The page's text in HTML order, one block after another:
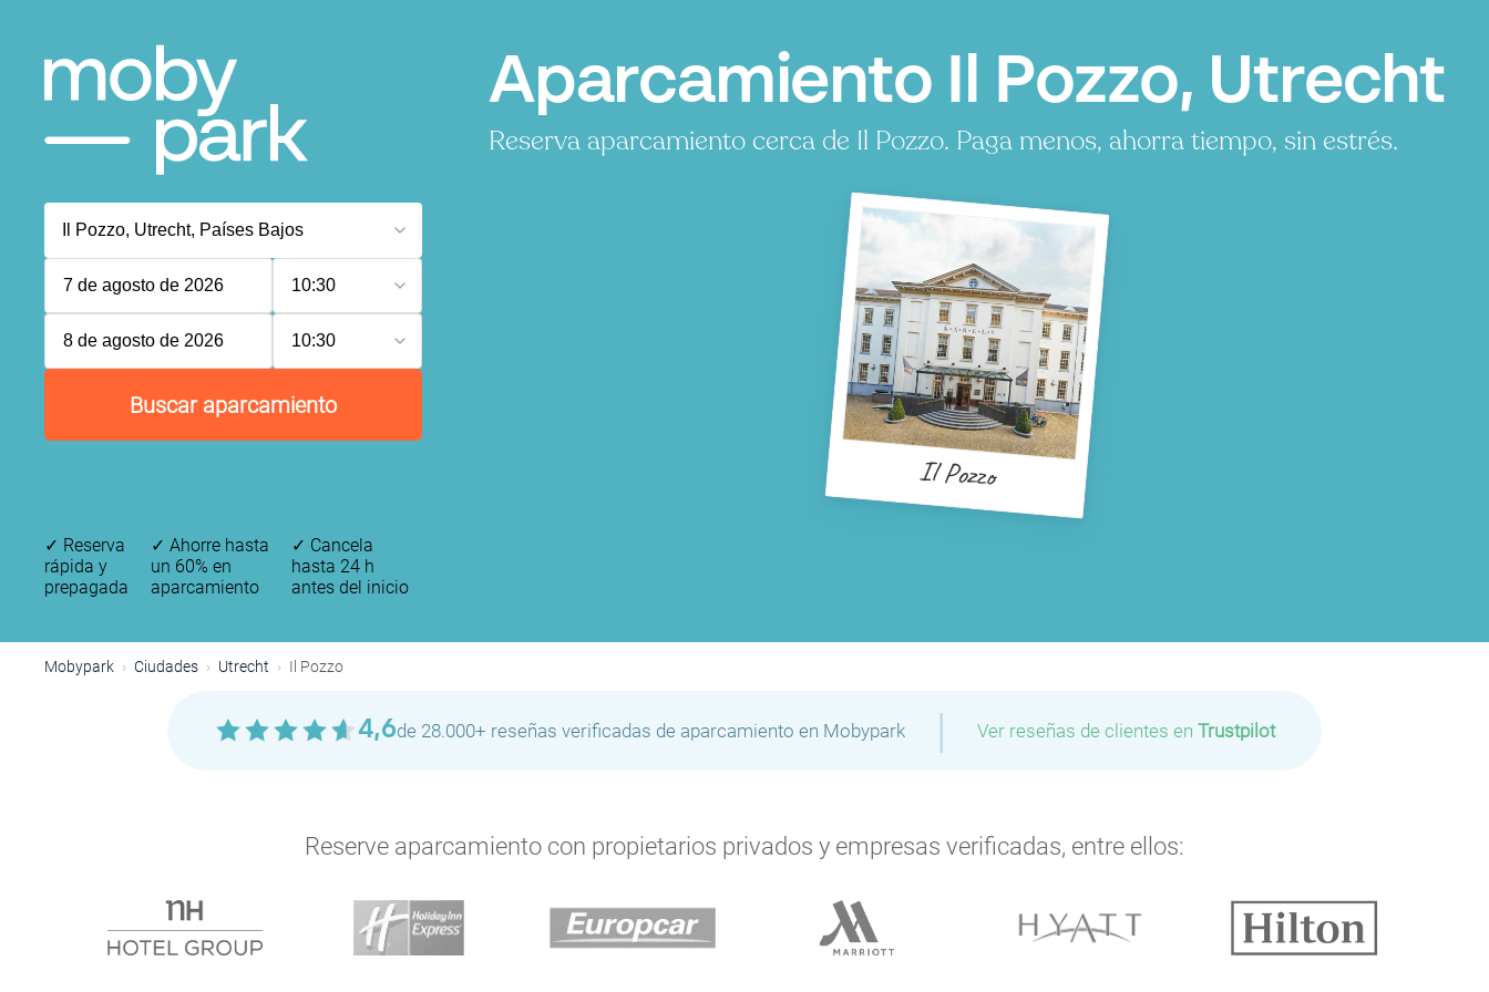
Aparcamiento Il Pozzo, Utrecht
Reserva aparcamiento cerca de Il Pozzo. Paga menos, ahorra tiempo, sin estrés.
7 de agosto de 2026 10:30
8 de agosto de 2026 10:30
Buscar aparcamiento
Il Pozzo
✓ Reserva
rápida y
prepagada
✓ Ahorre hasta
un 60% en
aparcamiento
✓ Cancela
hasta 24 h
antes del inicio
Mobypark Ciudades Utrecht Il Pozzo
4,6de 28.000+ reseñas verificadas de aparcamiento en Mobypark | Ver reseñas de clientes en Trustpilot
Reserve aparcamiento con propietarios privados y empresas verificadas, entre ellos: